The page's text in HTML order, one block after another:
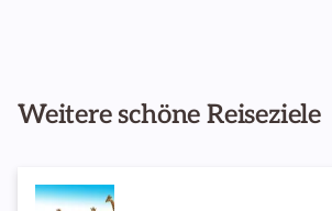
Weitere schöne Reiseziele